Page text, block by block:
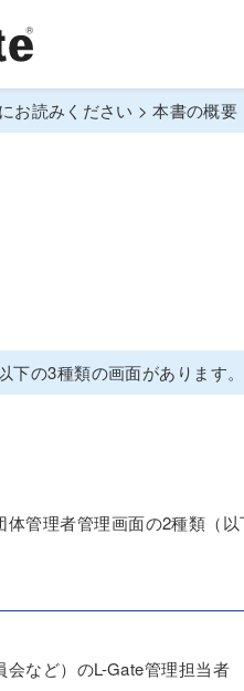
お読みください >本書の概要
下の3種類の画面があります
管理者管理画面の2種類（
など）のL-Gate管理担当者